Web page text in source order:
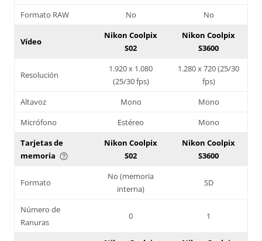
Formato RAW
No No
Vídeo
Nikon Coolpix
S02
Nikon Coolpix
S3600
Resolución
1.920 x 1.080
(25/30 fps)
1.280 x 720 (25/30
fps)
Altavoz
Mono
Mono
Micrófono
Estéreo
Mono
Tarjetas de
memoria help_outline
Nikon Coolpix
S02
Nikon Coolpix
S3600
Formato
No (memoria
interna)
SD
Número de
Ranuras
0 1